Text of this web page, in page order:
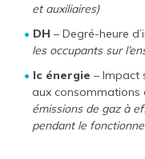
et auxiliaires)
DH – Degré-heure
les occupants sur
Ic énergie – Impact
aux consommations
émissions de gaz à
pendant le